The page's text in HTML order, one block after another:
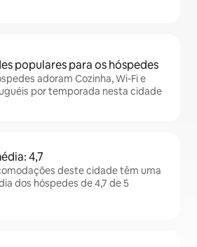
populares para os hóspedes
adoram Cozinha, Wi-Fi e
por temporada nesta cidade
4,7
deste cidade têm uma
dos hóspedes de 4,7 de 5